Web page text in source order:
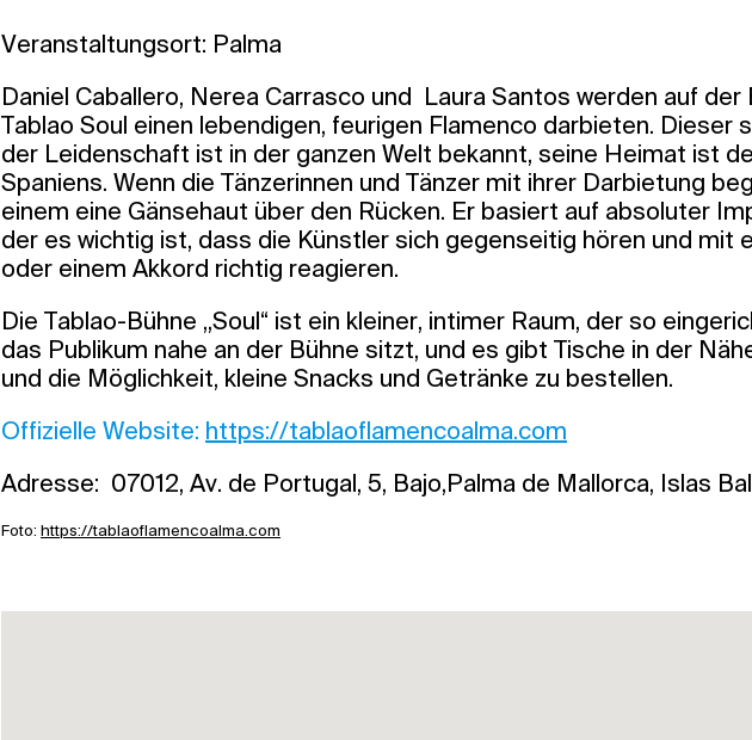
Veranstaltungsort: Palma
Daniel Caballero, Nerea Carrasco und Laura Santos werden auf der
Tablao Soul einen lebendigen, feurigen Flamenco darbieten. Dieser
der Leidenschaft ist in der ganzen Welt bekannt, seine Heimat ist
Spaniens. Wenn die Tänzerinnen und Tänzer mit ihrer Darbietung
einem eine Gänsehaut über den Rücken. Er basiert auf absoluter
der es wichtig ist, dass die Künstler sich gegenseitig hören und mit
oder einem Akkord richtig reagieren.
Die Tablao-Bühne „Soul“ ist ein kleiner, intimer Raum, der so
das Publikum nahe an der Bühne sitzt, und es gibt Tische in der
und die Möglichkeit, kleine Snacks und Getränke zu bestellen.
Offizielle Website: https://tablaoflamencoalma.com
Adresse: 07012, Av. de Portugal, 5, Bajo,Palma de Mallorca, Islas
Foto: https://tablaoflamencoalma.com